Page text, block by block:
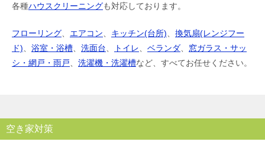
各種ハウスクリーニングも対応しております。
フローリング エアコン キッチン(台所)
換気扇(レンジフー
ド)
浴室・浴槽 洗面台 トイレ ベランダ
窓ガラス・サッ
シ・網戸・雨戸
洗濯機・洗濯槽など、すべてお任せください。
空き家対策